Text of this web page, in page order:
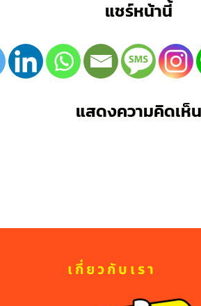
แชร์หน้านี้
แสดงความคิดเห็น
เกี่ยวกับเรา